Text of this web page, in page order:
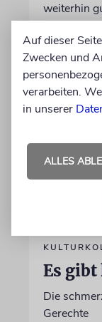
weiterhin
Es gibt
Die
Gerechte
Auf dieser
Zwecken und
verarbeiten.
in unserer
ALLES